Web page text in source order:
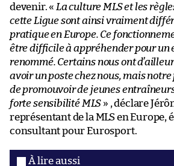
devenir. « La culture MLS et les
cette Ligue sont ainsi vraiment
pratique en Europe. Ce
être difficile à appréhender pour un
renommé. Certains nous ont
avoir un poste chez nous, mais
de promouvoir de jeunes
forte sensibilité MLS » , déclare
représentant de la MLS en Europe,
consultant pour Eurosport.